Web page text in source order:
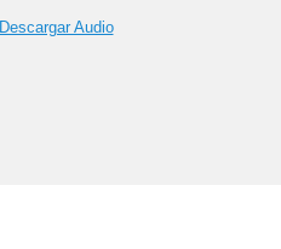
Descargar Audio